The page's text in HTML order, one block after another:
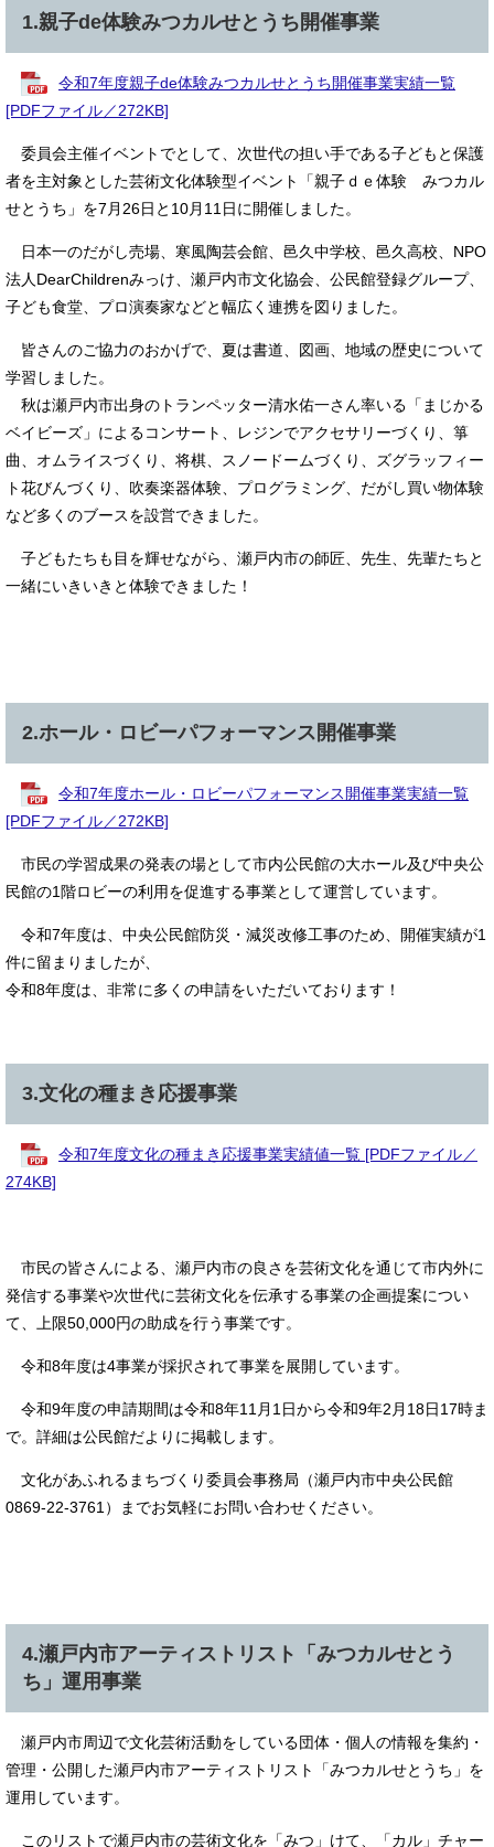
1.親子de体験みつカルせとうち開催事業
令和7年度親子de体験みつカルせとうち開催事業実績一覧
[PDFファイル／272KB]
委員会主催イベントでとして、次世代の担い手である子どもと保護
者を主対象とした芸術文化体験型イベント「親子ｄｅ体験 みつカル
せとうち」を7月26日と10月11日に開催しました。
日本一のだがし売場、寒風陶芸会館、邑久中学校、邑久高校、NPO
法人DearChildrenみっけ、瀬戸内市文化協会、公民館登録グループ、
子ども食堂、プロ演奏家などと幅広く連携を図りました。
皆さんのご協力のおかげで、夏は書道、図画、地域の歴史について
学習しました。
秋は瀬戸内市出身のトランペッター清水佑一さん率いる「まじかる
ベイビーズ」によるコンサート、レジンでアクセサリーづくり、箏
曲、オムライスづくり、将棋、スノードームづくり、ズグラッフィー
ト花びんづくり、吹奏楽器体験、プログラミング、だがし買い物体験
など多くのブースを設営できました。
子どもたちも目を輝せながら、瀬戸内市の師匠、先生、先輩たちと
一緒にいきいきと体験できました！
2.ホール・ロビーパフォーマンス開催事業
令和7年度ホール・ロビーパフォーマンス開催事業実績一覧
[PDFファイル／272KB]
市民の学習成果の発表の場として市内公民館の大ホール及び中央公
民館の1階ロビーの利用を促進する事業として運営しています。
令和7年度は、中央公民館防災・減災改修工事のため、開催実績が1
件に留まりましたが、
令和8年度は、非常に多くの申請をいただいております！
3.文化の種まき応援事業
令和7年度文化の種まき応援事業実績値一覧 [PDFファイル／
274KB]
市民の皆さんによる、瀬戸内市の良さを芸術文化を通じて市内外に
発信する事業や次世代に芸術文化を伝承する事業の企画提案につい
て、上限50,000円の助成を行う事業です。
令和8年度は4事業が採択されて事業を展開しています。
令和9年度の申請期間は令和8年11月1日から令和9年2月18日17時ま
で。詳細は公民館だよりに掲載します。
文化があふれるまちづくり委員会事務局（瀬戸内市中央公民館
0869-22-3761）までお気軽にお問い合わせください。
4.瀬戸内市アーティストリスト「みつカルせとう
ち」運用事業
瀬戸内市周辺で文化芸術活動をしている団体・個人の情報を集約・
管理・公開した瀬戸内市アーティストリスト「みつカルせとうち」を
運用しています。
このリストで瀬戸内市の芸術文化を「みつ」けて、「カル」チャー